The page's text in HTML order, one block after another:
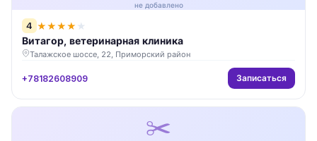
не добавлено
4 ★★★★ ★
Витагор, ветеринарная клиника
Талажское шоссе, 22, Приморский район
+78182608909 Записаться
✂️